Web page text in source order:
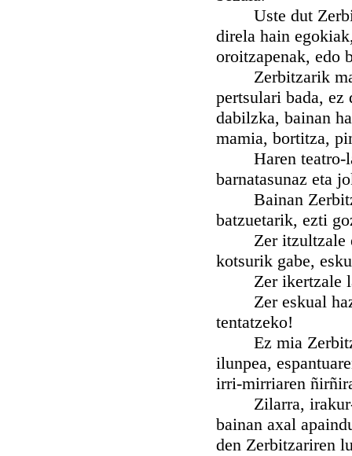
Uste dut
direla hain
oroitzapenak, edo
Zerbitzarik
pertsulari bada, ez
dabilzka, bainan
mamia, bortitza,
Haren teatro-
barnatasunaz eta
Bainan
batzuetarik, ezti
Zer itzultzale
kotsurik gabe,
Zer ikertzale
Zer eskual hazi
tentatzeko!
Ez mia
ilunpea,
irri-mirriaren
Zilarra, irakur-
bainan axal
den Zerbitzariren